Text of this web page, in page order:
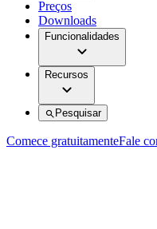
Preços
Downloads
Funcionalidades
Recursos
Pesquisar
Comece gratuitamenteFale